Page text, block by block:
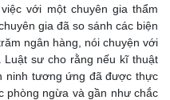
với một chuyên gia thẩm
gia đã so sánh các biện
ngân hàng, nói chuyện với
Luật sư cho rằng nếu kĩ thuật
ninh tương ứng đã được thực
phòng ngừa và gần như chắc